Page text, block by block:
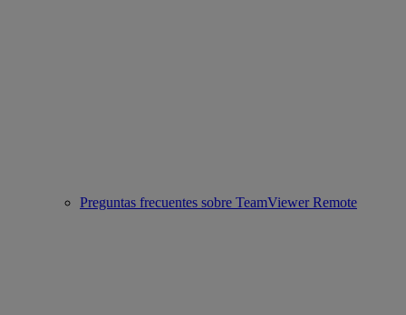
Preguntas frecuentes sobre TeamViewer Remote